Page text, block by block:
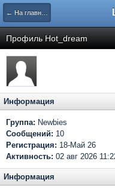
← На главную
Профиль Hot_dream
Информация
Группа: Newbies
Сообщений: 10
Регистрация: 18-Май 26
Активность: 02 авг 2026
Информация